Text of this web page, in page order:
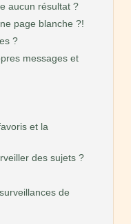
aucun résultat ?
page blanche ?!
?
messages et
et la
des sujets ?
de